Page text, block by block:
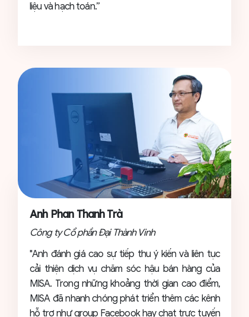
liệu và hạch toán.”
"Anh đánh giá cao sự tiếp thu ý kiến và liên tục
cải thiện dịch vụ chăm sóc hậu bán hàng của
MISA. Trong những khoảng thời gian cao điểm,
MISA đã nhanh chóng phát triển thêm các kênh
hỗ trợ như group Facebook hay chat trực tuyến
Anh Phan Thanh Trà
Công ty Cổ phần Đại Thành Vinh